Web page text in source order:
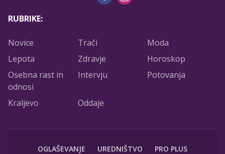
RUBRIKE:
Novice Trači
Moda
Lepota
Zdravje
Horoskop
Osebna rast in
odnosi
Intervju Potovanja
Kraljevo Oddaje
OGLAŠEVANJE UREDNIŠTVO PRO PLUS